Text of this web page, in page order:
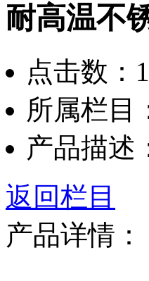
耐高温不
点击数：
所属栏目
产品描述
返回栏目
产品详情：